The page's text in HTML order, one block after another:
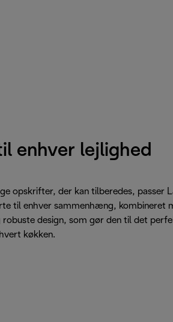
enhver lejlighed
opskrifter, der kan tilberedes, passer
til enhver sammenhæng, kombineret
robuste design, som gør den til det
køkken.